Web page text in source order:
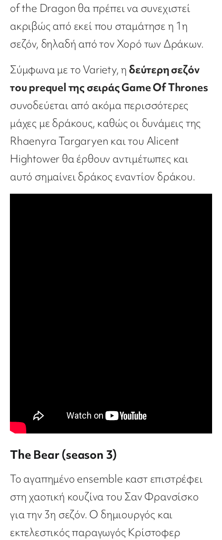
of the Dragon θα πρέπει να συνεχιστεί
ακριβώς από εκεί που σταμάτησε η 1η
σεζόν, δηλαδή από τον Χορό των Δράκων.
Σύμφωνα με το Variety, η δεύτερη σεζόν
του prequel της σειράς Game Of Thrones
συνοδεύεται από ακόμα περισσότερες
μάχες με δράκους, καθώς οι δυνάμεις της
Rhaenyra Targaryen και του Alicent
Hightower θα έρθουν αντιμέτωπες και
αυτό σημαίνει δράκος εναντίον δράκου.
The Bear (season 3)
Το αγαπημένο ensemble καστ επιστρέφει
στη χαοτική κουζίνα του Σαν Φρανσίσκο
για την 3η σεζόν. Ο δημιουργός και
εκτελεστικός παραγωγός Κρίστοφερ